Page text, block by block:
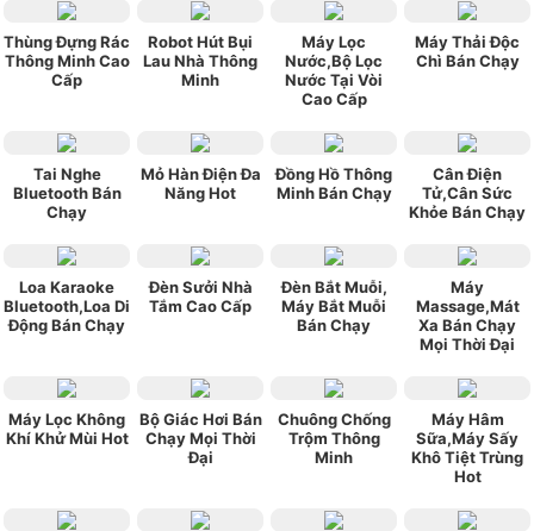
Thùng Đựng Rác
Thông Minh Cao
Cấp
Robot Hút Bụi
Lau Nhà Thông
Minh
Máy Lọc
Nước,Bộ Lọc
Nước Tại Vòi
Cao Cấp
Máy Thải Độc
Chì Bán Chạy
Tai Nghe
Bluetooth Bán
Chạy
Mỏ Hàn Điện Đa
Năng Hot
Đồng Hồ Thông
Minh Bán Chạy
Cân Điện
Tử,Cân Sức
Khỏe Bán Chạy
Loa Karaoke
Bluetooth,Loa Di
Động Bán Chạy
Đèn Sưởi Nhà
Tắm Cao Cấp
Đèn Bắt Muỗi,
Máy Bắt Muỗi
Bán Chạy
Máy
Massage,Mát
Xa Bán Chạy
Mọi Thời Đại
Máy Lọc Không
Khí Khử Mùi Hot
Bộ Giác Hơi Bán
Chạy Mọi Thời
Đại
Chuông Chống
Trộm Thông
Minh
Máy Hâm
Sữa,Máy Sấy
Khô Tiệt Trùng
Hot